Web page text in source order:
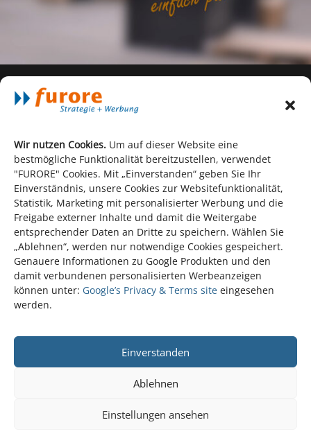
Wir nutzen Cookies. Um auf dieser Website eine
bestmögliche Funktionalität bereitzustellen, verwendet
"FURORE" Cookies. Mit „Einverstanden“ geben Sie Ihr
Einverständnis, unsere Cookies zur Websitefunktionalität,
Statistik, Marketing mit personalisierter Werbung und die
Freigabe externer Inhalte und damit die Weitergabe
entsprechender Daten an Dritte zu speichern. Wählen Sie
„Ablehnen“, werden nur notwendige Cookies gespeichert.
Genauere Informationen zu Google Produkten und den
damit verbundenen personalisierten Werbeanzeigen
können unter: Google’s Privacy & Terms site eingesehen
werden.
Einverstanden
Ablehnen
Einstellungen ansehen
Kostprobe (Ausschnitte)
#
© 2026 furore Strategie + Werbung GmbH & Co. KG.